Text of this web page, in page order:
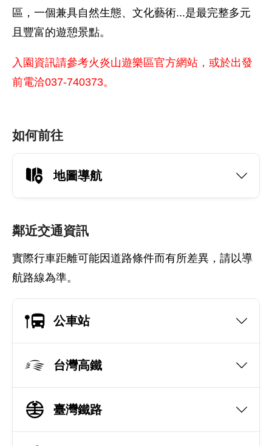
區，一個兼具自然生態、文化藝術...是最完整多元
且豐富的遊憩景點。
入園資訊請參考火炎山遊樂區官方網站，或於出發
前電洽037-740373。
如何前往
地圖導航
鄰近交通資訊
實際行車距離可能因道路條件而有所差異，請以導
航路線為準。
公車站
台灣高鐵
臺灣鐵路